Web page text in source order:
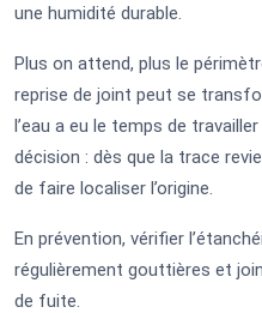
une humidité durable.
Plus on attend, plus le
reprise de joint peut se
l’eau a eu le temps de
décision : dès que la trace
de faire localiser l’origine.
En prévention, vérifier
régulièrement gouttières et
de fuite.